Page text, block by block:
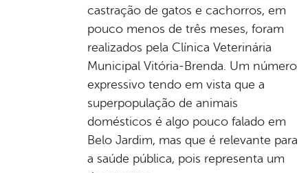
castração de gatos e cachorros, em
pouco menos de três meses, foram
realizados pela Clínica Veterinária
Municipal Vitória-Brenda. Um número
expressivo tendo em vista que a
superpopulação de animais
domésticos é algo pouco falado em
Belo Jardim, mas que é relevante para
a saúde pública, pois representa um